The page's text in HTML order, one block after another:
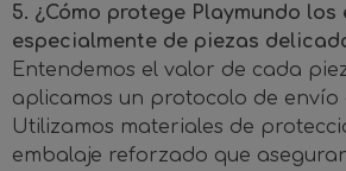
5. ¿Cómo protege Playmundo los
especialmente de piezas
Entendemos el valor de cada
aplicamos un protocolo de envío
Utilizamos materiales de
embalaje reforzado que